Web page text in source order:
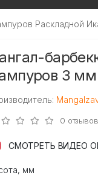
Раскладной
3 мм
0 отзывов
СМОТРЕТЬ ВИДЕО
мм